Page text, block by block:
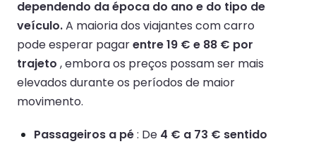
dependendo da época do ano e do tipo de
veículo.A maioria dos viajantes com carro
pode esperar pagarentre 19 € e 88 € por
trajeto , embora os preços possam ser mais
elevados durante os períodos de maior
movimento.
Passageiros a pé: De 4 € a 73 € sentido